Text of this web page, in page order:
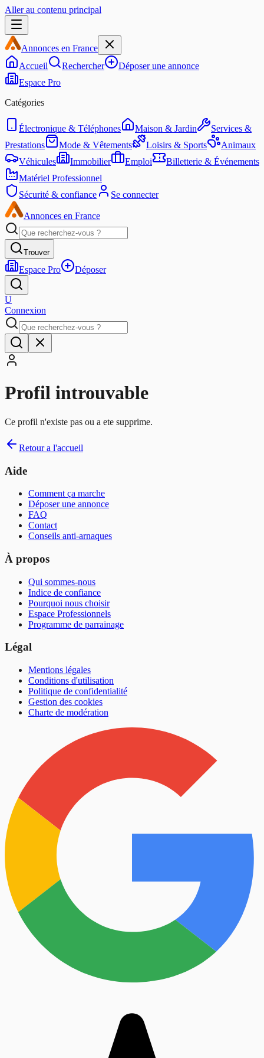
Aller au contenu principal
Annonces en France
Accueil
Rechercher
Déposer une annonce
Espace Pro
Catégories
Électronique & Téléphones Maison & Jardin
Services &
Prestations
Mode & Vêtements Loisirs & Sports
Animaux
Véhicules
Immobilier Emploi
Billetterie & Événements
Matériel Professionnel
Sécurité & confiance
Se connecter
Annonces en France
Trouver
Espace Pro Déposer
U
Connexion
Profil introuvable
Ce profil n'existe pas ou a ete supprime.
Retour a l'accueil
Aide
Comment ça marche
Déposer une annonce
FAQ
Contact
Conseils anti-arnaques
À propos
Qui sommes-nous
Indice de confiance
Pourquoi nous choisir
Espace Professionnels
Programme de parrainage
Légal
Mentions légales
Conditions d'utilisation
Politique de confidentialité
Gestion des cookies
Charte de modération